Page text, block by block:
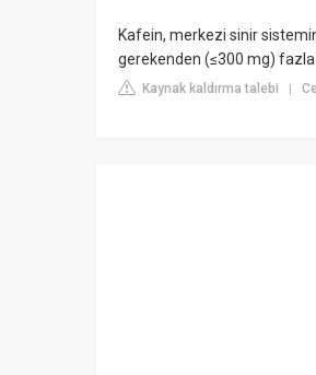
Kafein, merkezi sinir
gerekenden (≤300 mg)
Kaynak kaldırma talebi |